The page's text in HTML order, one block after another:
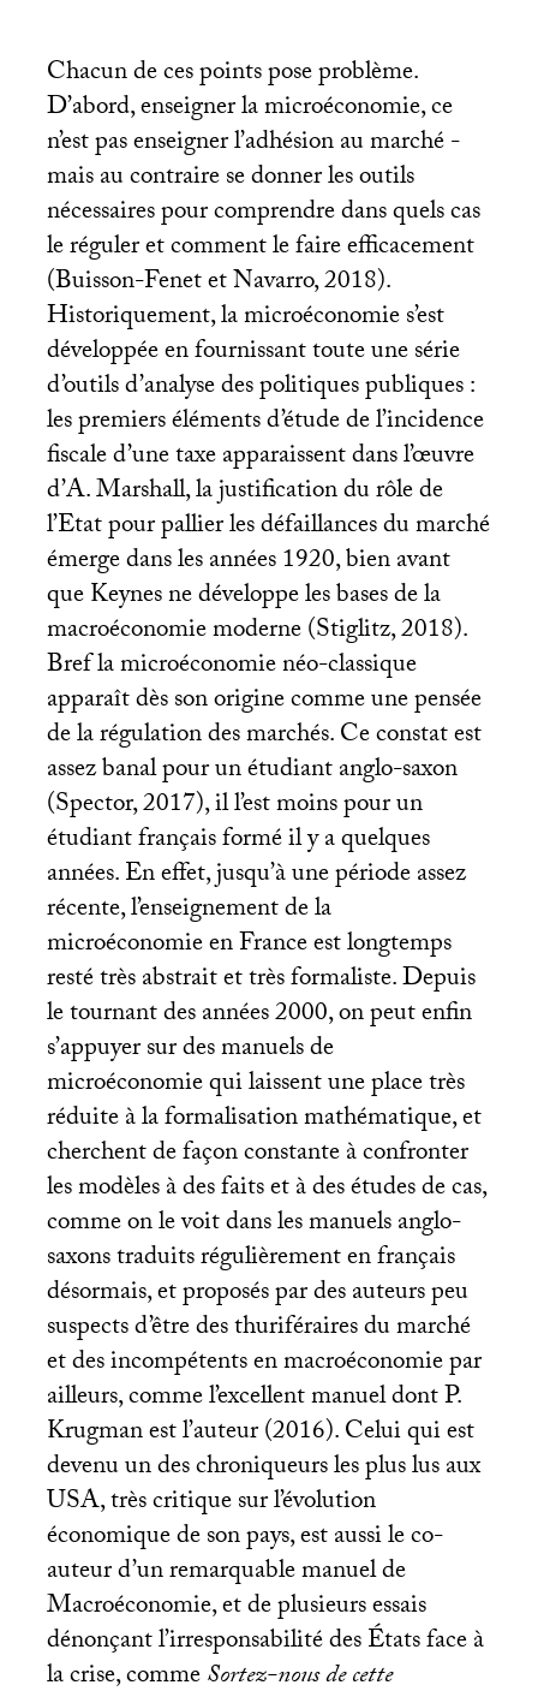
Chacun de ces points pose problème.
D’abord, enseigner la microéconomie, ce
n’est pas enseigner l’adhésion au marché -
mais au contraire se donner les outils
nécessaires pour comprendre dans quels cas
le réguler et comment le faire efficacement
(Buisson-Fenet et Navarro, 2018).
Historiquement, la microéconomie s’est
développée en fournissant toute une série
d’outils d’analyse des politiques publiques :
les premiers éléments d’étude de l’incidence
fiscale d’une taxe apparaissent dans l’œuvre
d’A. Marshall, la justification du rôle de
l’Etat pour pallier les défaillances du marché
émerge dans les années 1920, bien avant
que Keynes ne développe les bases de la
macroéconomie moderne (Stiglitz, 2018).
Bref la microéconomie néo-classique
apparaît dès son origine comme une pensée
de la régulation des marchés. Ce constat est
assez banal pour un étudiant anglo-saxon
(Spector, 2017), il l’est moins pour un
étudiant français formé il y a quelques
années. En effet, jusqu’à une période assez
récente, l’enseignement de la
microéconomie en France est longtemps
resté très abstrait et très formaliste. Depuis
le tournant des années 2000, on peut enfin
s’appuyer sur des manuels de
microéconomie qui laissent une place très
réduite à la formalisation mathématique, et
cherchent de façon constante à confronter
les modèles à des faits et à des études de cas,
comme on le voit dans les manuels anglo-
saxons traduits régulièrement en français
désormais, et proposés par des auteurs peu
suspects d’être des thuriféraires du marché
et des incompétents en macroéconomie par
ailleurs, comme l’excellent manuel dont P.
Krugman est l’auteur (2016). Celui qui est
devenu un des chroniqueurs les plus lus aux
USA, très critique sur l’évolution
économique de son pays, est aussi le co-
auteur d’un remarquable manuel de
Macroéconomie, et de plusieurs essais
dénonçant l’irresponsabilité des États face à
la crise, commeSortez-nous de cette